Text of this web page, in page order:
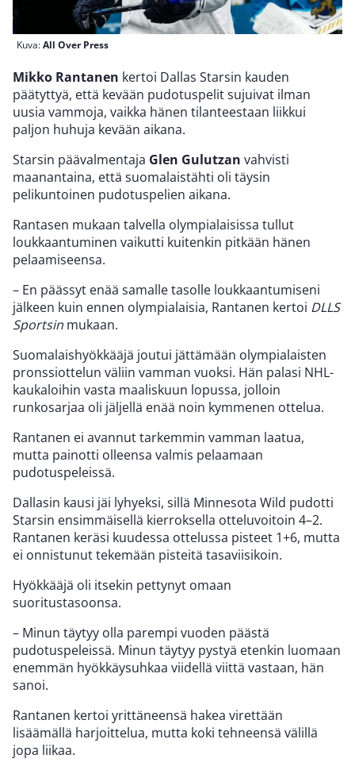
Kuva:All Over Press
Mikko Rantanen kertoi Dallas Starsin kauden
päätyttyä, että kevään pudotuspelit sujuivat ilman
uusia vammoja, vaikka hänen tilanteestaan liikkui
paljon huhuja kevään aikana.
Starsin päävalmentaja Glen Gulutzan vahvisti
maanantaina, että suomalaistähti oli täysin
pelikuntoinen pudotuspelien aikana.
Rantasen mukaan talvella olympialaisissa tullut
loukkaantuminen vaikutti kuitenkin pitkään hänen
pelaamiseensa.
– En päässyt enää samalle tasolle loukkaantumiseni
jälkeen kuin ennen olympialaisia, Rantanen kertoi DLLS
Sportsin mukaan.
Suomalaishyökkääjä joutui jättämään olympialaisten
pronssiottelun väliin vamman vuoksi. Hän palasi NHL-
kaukaloihin vasta maaliskuun lopussa, jolloin
runkosarjaa oli jäljellä enää noin kymmenen ottelua.
Rantanen ei avannut tarkemmin vamman laatua,
mutta painotti olleensa valmis pelaamaan
pudotuspeleissä.
Dallasin kausi jäi lyhyeksi, sillä Minnesota Wild pudotti
Starsin ensimmäisellä kierroksella otteluvoitoin 4–2.
Rantanen keräsi kuudessa ottelussa pisteet 1+6, mutta
ei onnistunut tekemään pisteitä tasaviisikoin.
Hyökkääjä oli itsekin pettynyt omaan
suoritustasoonsa.
– Minun täytyy olla parempi vuoden päästä
pudotuspeleissä. Minun täytyy pystyä etenkin luomaan
enemmän hyökkäysuhkaa viidellä viittä vastaan, hän
sanoi.
Rantanen kertoi yrittäneensä hakea virettään
lisäämällä harjoittelua, mutta koki tehneensä välillä
jopa liikaa.